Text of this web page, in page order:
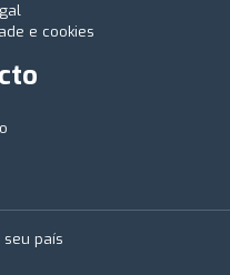
e cookies
seu país